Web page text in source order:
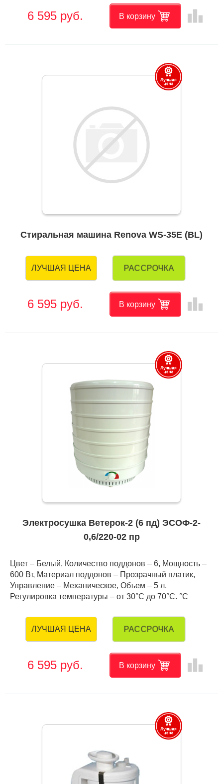
6 595 руб. В корзину leaderboard
Стиральная машина Renova WS-35E (BL)
ЛУЧШАЯ ЦЕНА РАССРОЧКА
6 595 руб. В корзину leaderboard
Электросушка Ветерок-2 (6 пд) ЭСОФ-2-
0,6/220-02 пр
Цвет – Белый, Количество поддонов – 6, Мощность –
600 Вт, Материал поддонов – Прозрачный платик,
Управление – Механическое, Объем – 5 л,
Регулировка температуры – от 30°С до 70°С. °C
ЛУЧШАЯ ЦЕНА РАССРОЧКА
6 595 руб. В корзину leaderboard